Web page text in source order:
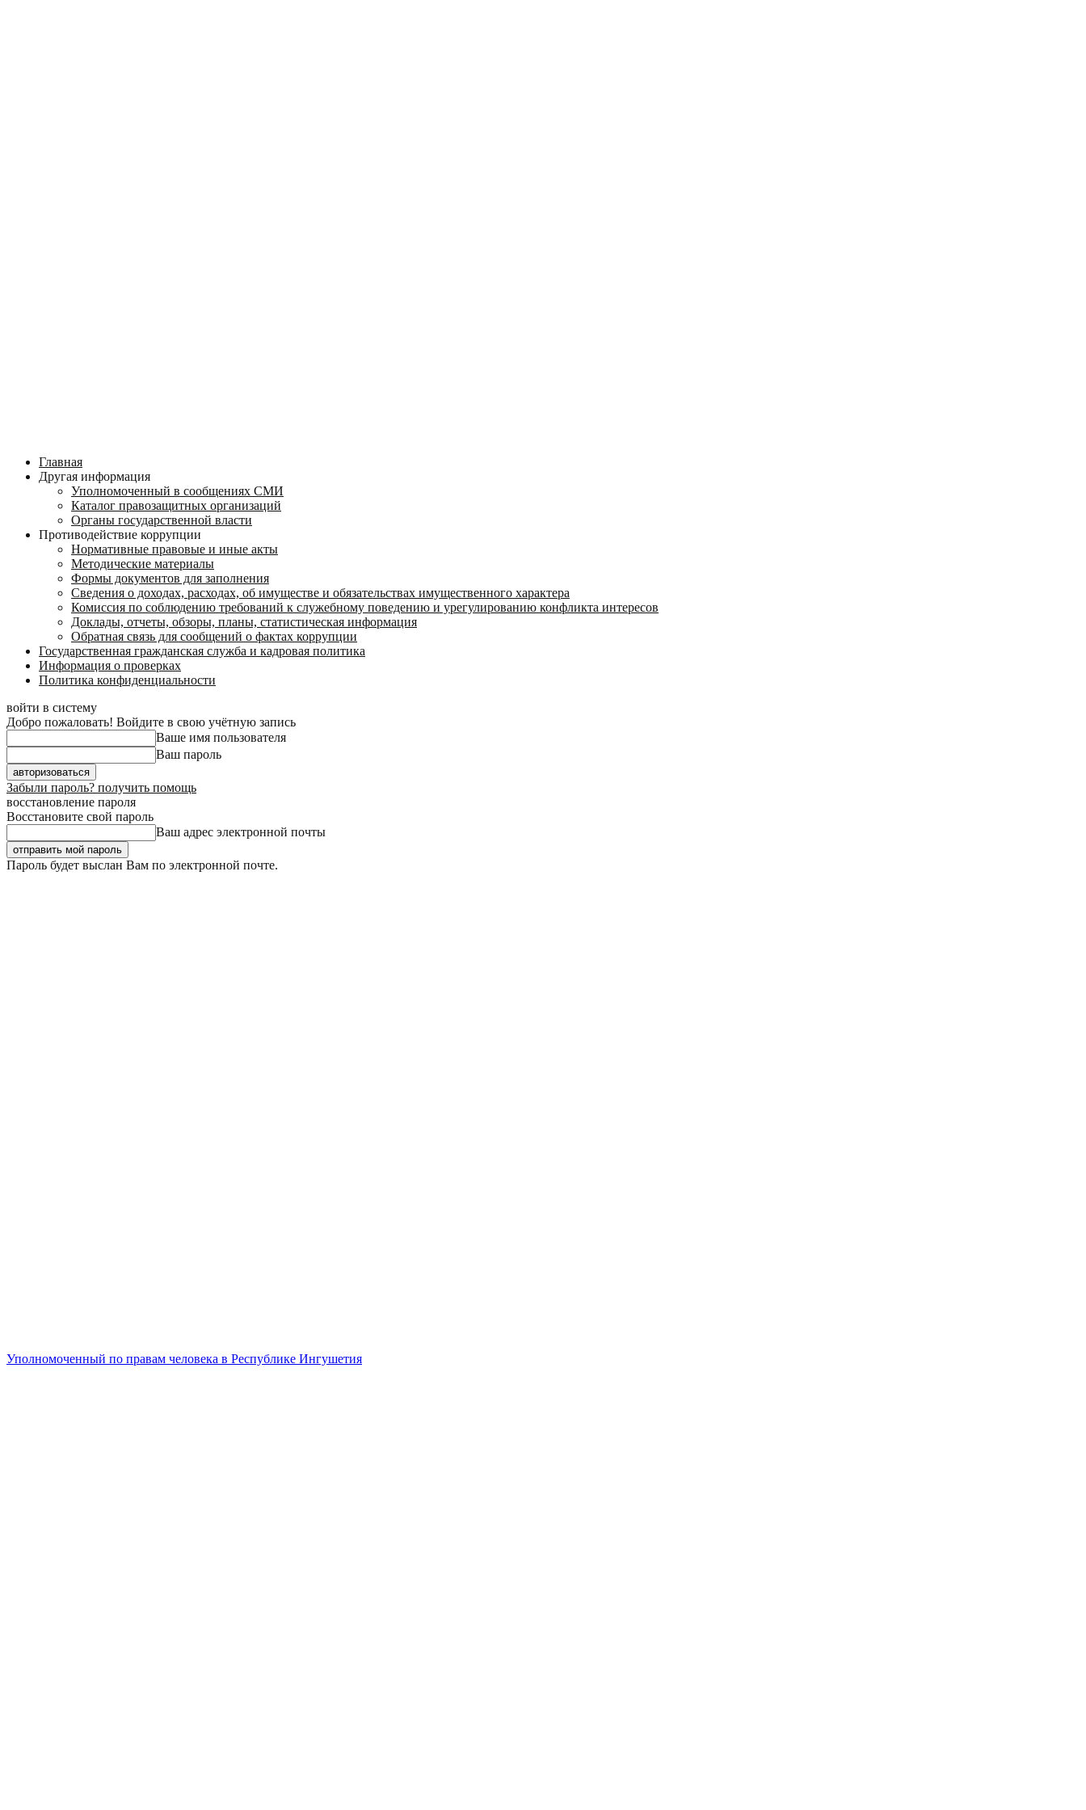
Главная
Другая информация
Уполномоченный в сообщениях СМИ
Каталог правозащитных организаций
Органы государственной власти
Противодействие коррупции
Нормативные правовые и иные акты
Методические материалы
Формы документов для заполнения
Сведения о доходах, расходах, об имуществе и обязательствах имущественного характера
Комиссия по соблюдению требований к служебному поведению и урегулированию конфликта интересов
Доклады, отчеты, обзоры, планы, статистическая информация
Обратная связь для сообщений о фактах коррупции
Государственная гражданская служба и кадровая политика
Информация о проверках
Политика конфиденциальности
войти в систему
Добро пожаловать! Войдите в свою учётную запись
Ваше имя пользователя
Ваш пароль
Забыли пароль? получить помощь
восстановление пароля
Восстановите свой пароль
Ваш адрес электронной почты
Пароль будет выслан Вам по электронной почте.
Уполномоченный по правам человека в Республике Ингушетия